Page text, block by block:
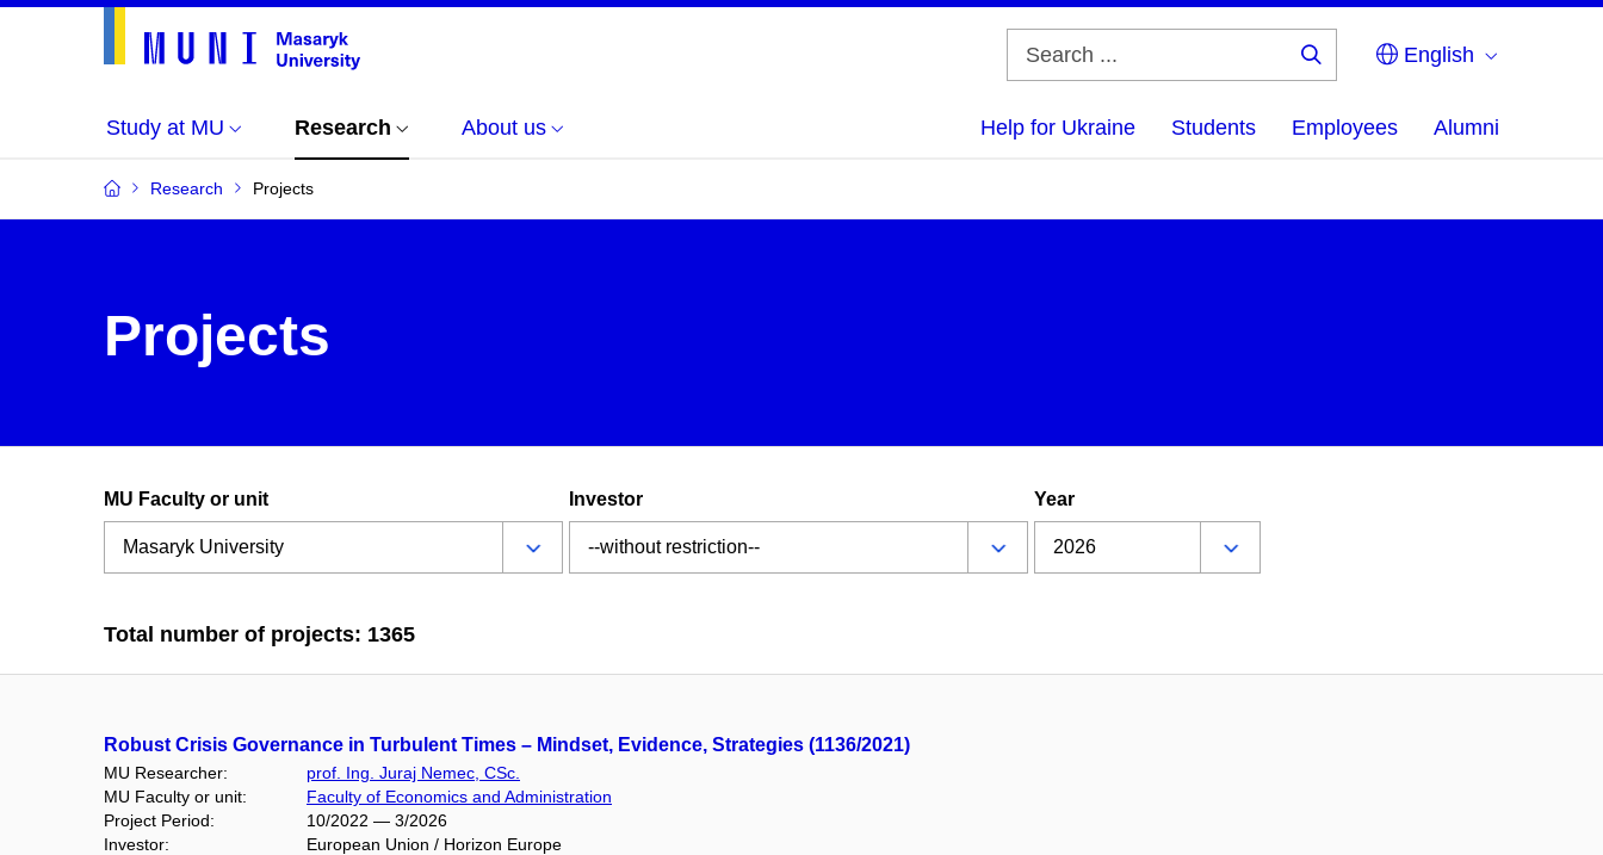
English
Study at MU Research About us Help for Ukraine Students Employees Alumni
Research Projects
Projects
MU Faculty or unit Investor Year
Total number of projects: 1365
Robust Crisis Governance in Turbulent Times – Mindset, Evidence, Strategies (1136/2021)
MU Researcher:
prof. Ing. Juraj Nemec, CSc.
MU Faculty or unit:
Faculty of Economics and Administration
Project Period:
10/2022 — 3/2026
Investor:
European Union / Horizon Europe